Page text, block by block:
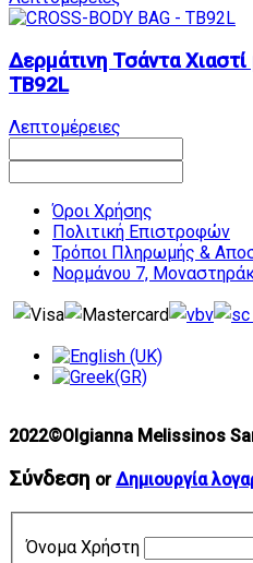
Δερμάτινη Τσάντα Χιαστί
TB92L
Λεπτομέρειες
Όροι Χρήσης
Πολιτική Επιστροφών
Τρόποι Πληρωμής &
Νορμάνου 7,
2022©Olgianna Melissinos
Σύνδεση orΔημιουργία
Όνομα Χρήστη